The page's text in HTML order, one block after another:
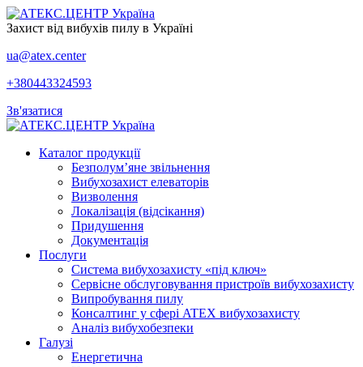
Захист від вибухів пилу в Україні
ua@atex.center
+380443324593
Зв'язатися
Каталог продукції
Безполум’яне звільнення
Вибухозахист елеваторів
Визволення
Локалізація (відсікання)
Придушення
Документація
Послуги
Система вибухозахисту «під ключ»
Сервісне обслуговування пристроїв вибухозахисту
Випробування пилу
Консалтинг у сфері ATEX вибухозахисту
Аналіз вибухобезпеки
Галузі
Енергетична